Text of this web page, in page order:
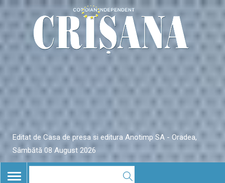
Editat de Casa de presa si editura Anotimp SA - Oradea,
Sâmbătă 08 August 2026
TOGGLE